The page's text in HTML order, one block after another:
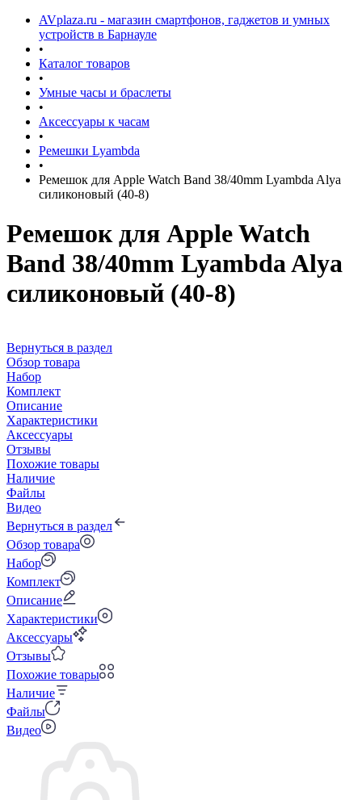
AVplaza.ru - магазин смартфонов, гаджетов и умных
устройств в Барнауле
•
Каталог товаров
•
Умные часы и браслеты
•
Аксессуары к часам
•
Ремешки Lyambda
•
Ремешок для Apple Watch Band 38/40mm Lyambda Alya
силиконовый (40-8)
Ремешок для Apple Watch
Band 38/40mm Lyambda Alya
силиконовый (40-8)
Вернуться в раздел
Обзор товара
Набор
Комплект
Описание
Характеристики
Аксессуары
Отзывы
Похожие товары
Наличие
Файлы
Видео
Вернуться в раздел
Обзор товара
Набор
Комплект
Описание
Характеристики
Аксессуары
Отзывы
Похожие товары
Наличие
Файлы
Видео